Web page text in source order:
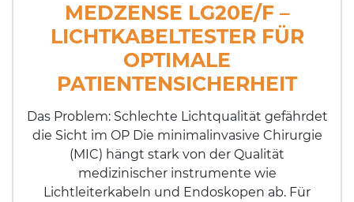
MEDZENSE LG20E/F –
LICHTKABELTESTER FÜR
OPTIMALE
PATIENTENSICHERHEIT
Das Problem: Schlechte Lichtqualität gefährdet
die Sicht im OP Die minimalinvasive Chirurgie
(MIC) hängt stark von der Qualität
medizinischer in­stru­mente wie
Lichtleiterkabeln und Endoskopen ab. Für